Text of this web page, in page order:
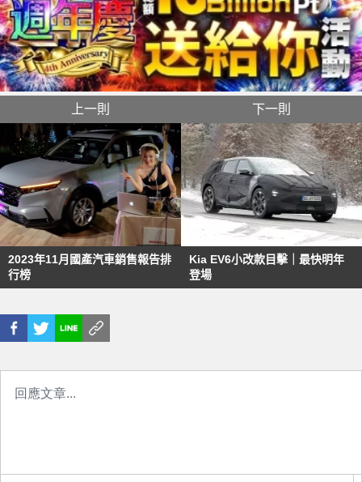
上一則
2023年11月國產汽車銷售報告排
行榜
下一則
Kia EV6小改款目擊｜最快明年
登場